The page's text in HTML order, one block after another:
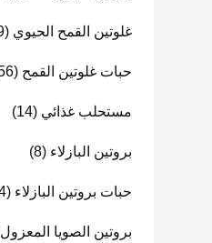
غلوتين القمح الحيوي (89)
حبات غلوتين القمح (56)
مستحلب غذائي (14)
بروتين البازلاء (8)
حبات بروتين البازلاء (4)
بروتين الصويا المعزول